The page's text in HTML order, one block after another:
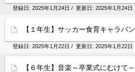
登録日: 2025年1月24日 / 更新日: 2025年1月24日
【１年生】サッカー食育キャラバン
登録日: 2025年1月22日 / 更新日: 2025年1月22日
【６年生】音楽～卒業式にむけて～